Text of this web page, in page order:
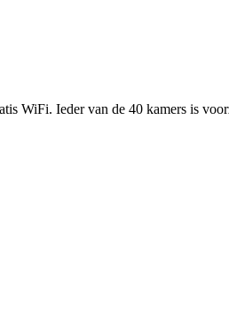
WiFi. Ieder van de 40 kamers is